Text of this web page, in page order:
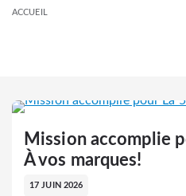
ACCUEIL
Mission accomplie
À vos marques!
17 JUIN 2026